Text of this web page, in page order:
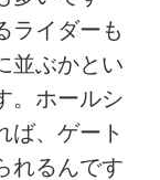
ライダーも
並ぶかとい
。ホールシ
ば、ゲート
れるんです